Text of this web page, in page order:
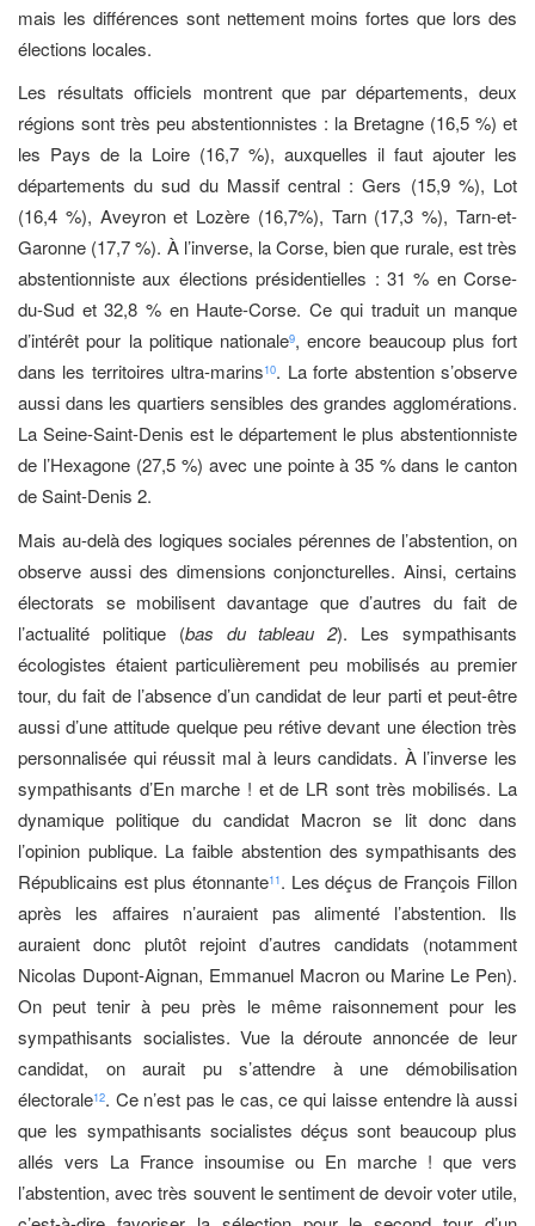
mais les différences sont nettement moins fortes que lors des
élections locales.
Les résultats officiels montrent que par départements, deux
régions sont très peu abstentionnistes : la Bretagne (16,5 %) et
les Pays de la Loire (16,7 %), auxquelles il faut ajouter les
départements du sud du Massif central : Gers (15,9 %), Lot
(16,4 %), Aveyron et Lozère (16,7%), Tarn (17,3 %), Tarn-et-
Garonne (17,7 %). À l’inverse, la Corse, bien que rurale, est très
abstentionniste aux élections présidentielles : 31 % en Corse-
du-Sud et 32,8 % en Haute-Corse. Ce qui traduit un manque
d’intérêt pour la politique nationale9, encore beaucoup plus fort
dans les territoires ultra-marins10. La forte abstention s’observe
aussi dans les quartiers sensibles des grandes agglomérations.
La Seine-Saint-Denis est le département le plus abstentionniste
de l’Hexagone (27,5 %) avec une pointe à 35 % dans le canton
de Saint-Denis 2.
Mais au-delà des logiques sociales pérennes de l’abstention, on
observe aussi des dimensions conjoncturelles. Ainsi, certains
électorats se mobilisent davantage que d’autres du fait de
l’actualité politique (bas du tableau 2). Les sympathisants
écologistes étaient particulièrement peu mobilisés au premier
tour, du fait de l’absence d’un candidat de leur parti et peut-être
aussi d’une attitude quelque peu rétive devant une élection très
personnalisée qui réussit mal à leurs candidats. À l’inverse les
sympathisants d’En marche ! et de LR sont très mobilisés. La
dynamique politique du candidat Macron se lit donc dans
l’opinion publique. La faible abstention des sympathisants des
Républicains est plus étonnante11. Les déçus de François Fillon
après les affaires n’auraient pas alimenté l’abstention. Ils
auraient donc plutôt rejoint d’autres candidats (notamment
Nicolas Dupont-Aignan, Emmanuel Macron ou Marine Le Pen).
On peut tenir à peu près le même raisonnement pour les
sympathisants socialistes. Vue la déroute annoncée de leur
candidat, on aurait pu s’attendre à une démobilisation
électorale12. Ce n’est pas le cas, ce qui laisse entendre là aussi
que les sympathisants socialistes déçus sont beaucoup plus
allés vers La France insoumise ou En marche ! que vers
l’abstention, avec très souvent le sentiment de devoir voter utile,